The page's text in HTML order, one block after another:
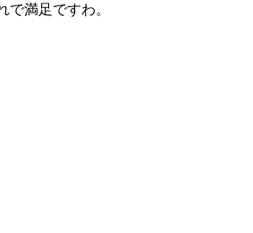
満足ですわ。